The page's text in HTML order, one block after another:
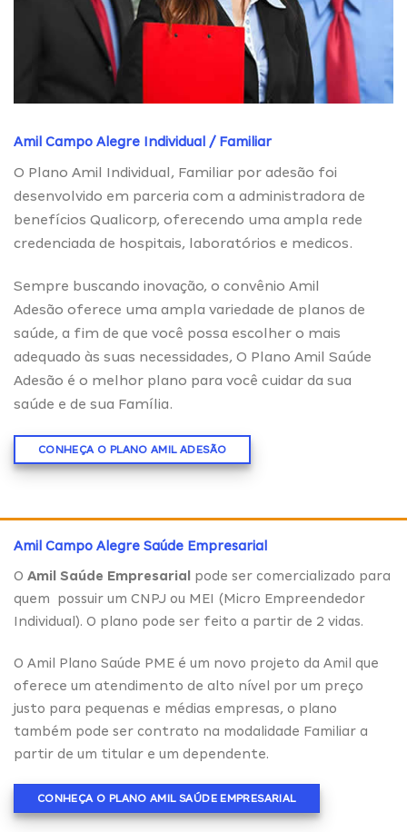
Amil Campo Alegre Individual / Familiar
O Plano Amil Individual, Familiar por adesão foi
desenvolvido em parceria com a administradora de
benefícios Qualicorp, oferecendo uma ampla rede
credenciada de hospitais, laboratórios e medicos.
Sempre buscando inovação, o convênio Amil
Adesão oferece uma ampla variedade de planos de
saúde, a fim de que você possa escolher o mais
adequado às suas necessidades, O Plano Amil Saúde
Adesão é o melhor plano para você cuidar da sua
saúde e de sua Família.
CONHEÇA O PLANO AMIL ADESÃO
Amil Campo Alegre Saúde Empresarial
O Amil Saúde Empresarial
pode ser comercializado para
quem possuir um CNPJ ou MEI (Micro Empreendedor
Individual). O plano pode ser feito a partir de 2 vidas.
O Amil Plano Saúde PME é um novo projeto da Amil que
oferece um atendimento de alto nível por um preço
justo para pequenas e médias empresas, o plano
também pode ser contrato na modalidade Familiar a
partir de um titular e um dependente.
CONHEÇA O PLANO AMIL SAÚDE EMPRESARIAL